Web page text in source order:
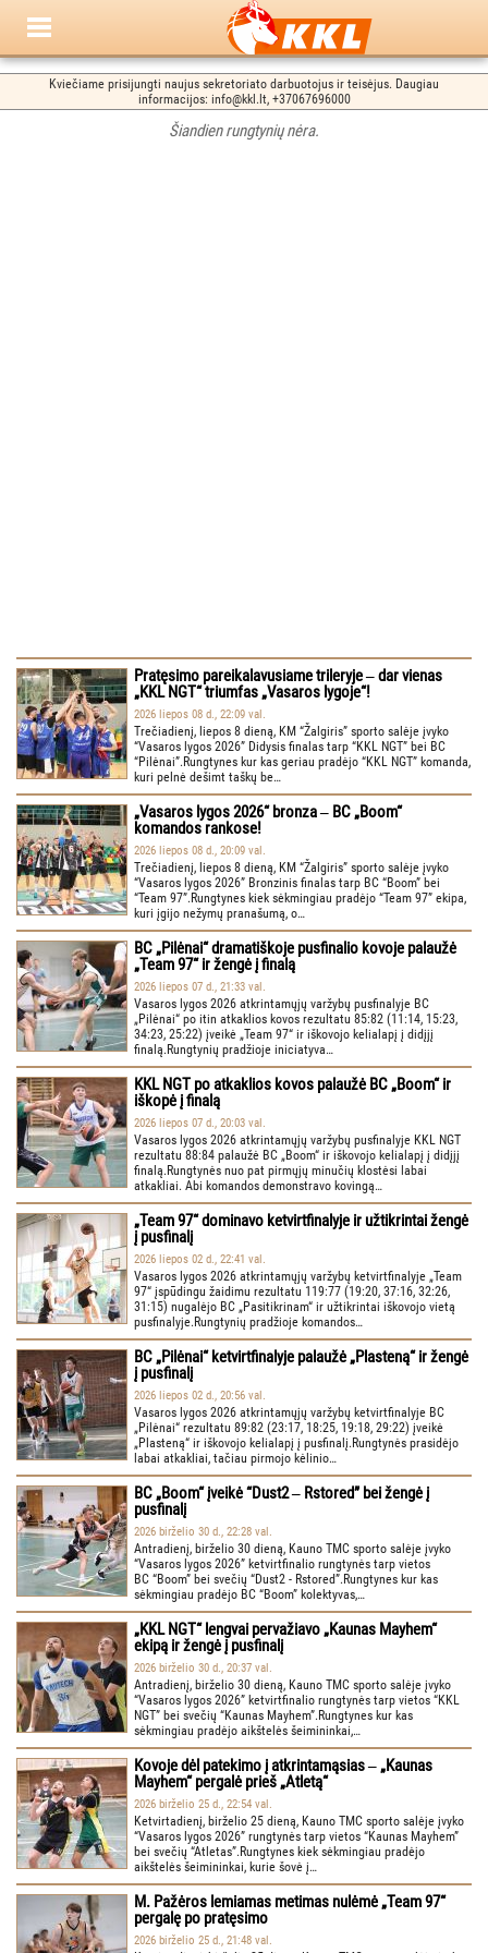
Kviečiame prisijungti naujus sekretoriato darbuotojus ir teisėjus. Daugiau
informacijos: info@kkl.lt, +37067696000
Šiandien rungtynių nėra.
Pratęsimo pareikalavusiame trileryje ‒ dar vienas
„KKL NGT“ triumfas „Vasaros lygoje“!
2026 liepos 08 d., 22:09 val.
Trečiadienį, liepos 8 dieną, KM “Žalgiris” sporto salėje įvyko
“Vasaros lygos 2026” Didysis finalas tarp “KKL NGT” bei BC
“Pilėnai”.Rungtynes kur kas geriau pradėjo “KKL NGT” komanda,
kuri pelnė dešimt taškų be…
„Vasaros lygos 2026“ bronza ‒ BC „Boom“
komandos rankose!
2026 liepos 08 d., 20:09 val.
Trečiadienį, liepos 8 dieną, KM “Žalgiris” sporto salėje įvyko
“Vasaros lygos 2026” Bronzinis finalas tarp BC “Boom” bei
“Team 97”.Rungtynes kiek sėkmingiau pradėjo “Team 97” ekipa,
kuri įgijo nežymų pranašumą, o…
BC „Pilėnai“ dramatiškoje pusfinalio kovoje palaužė
„Team 97“ ir žengė į finalą
2026 liepos 07 d., 21:33 val.
Vasaros lygos 2026 atkrintamųjų varžybų pusfinalyje BC
„Pilėnai“ po itin atkaklios kovos rezultatu 85:82 (11:14, 15:23,
34:23, 25:22) įveikė „Team 97“ ir iškovojo kelialapį į didįjį
finalą.Rungtynių pradžioje iniciatyva…
KKL NGT po atkaklios kovos palaužė BC „Boom“ ir
iškopė į finalą
2026 liepos 07 d., 20:03 val.
Vasaros lygos 2026 atkrintamųjų varžybų pusfinalyje KKL NGT
rezultatu 88:84 palaužė BC „Boom“ ir iškovojo kelialapį į didįjį
finalą.Rungtynės nuo pat pirmųjų minučių klostėsi labai
atkakliai. Abi komandos demonstravo kovingą…
„Team 97“ dominavo ketvirtfinalyje ir užtikrintai žengė
į pusfinalį
2026 liepos 02 d., 22:41 val.
Vasaros lygos 2026 atkrintamųjų varžybų ketvirtfinalyje „Team
97“ įspūdingu žaidimu rezultatu 119:77 (19:20, 37:16, 32:26,
31:15) nugalėjo BC „Pasitikrinam“ ir užtikrintai iškovojo vietą
pusfinalyje.Rungtynių pradžioje komandos…
BC „Pilėnai“ ketvirtfinalyje palaužė „Plasteną“ ir žengė
į pusfinalį
2026 liepos 02 d., 20:56 val.
Vasaros lygos 2026 atkrintamųjų varžybų ketvirtfinalyje BC
„Pilėnai“ rezultatu 89:82 (23:17, 18:25, 19:18, 29:22) įveikė
„Plasteną“ ir iškovojo kelialapį į pusfinalį.Rungtynės prasidėjo
labai atkakliai, tačiau pirmojo kėlinio…
BC „Boom“ įveikė “Dust2 ‒ Rstored” bei žengė į
pusfinalį
2026 birželio 30 d., 22:28 val.
Antradienį, birželio 30 dieną, Kauno TMC sporto salėje įvyko
“Vasaros lygos 2026” ketvirtfinalio rungtynės tarp vietos
BC “Boom” bei svečių “Dust2 - Rstored”.Rungtynes kur kas
sėkmingiau pradėjo BC “Boom” kolektyvas,…
„KKL NGT“ lengvai pervažiavo „Kaunas Mayhem“
ekipą ir žengė į pusfinalį
2026 birželio 30 d., 20:37 val.
Antradienį, birželio 30 dieną, Kauno TMC sporto salėje įvyko
“Vasaros lygos 2026” ketvirtfinalio rungtynės tarp vietos “KKL
NGT” bei svečių “Kaunas Mayhem”.Rungtynes kur kas
sėkmingiau pradėjo aikštelės šeimininkai,…
Kovoje dėl patekimo į atkrintamąsias ‒ „Kaunas
Mayhem“ pergalė prieš „Atletą“
2026 birželio 25 d., 22:54 val.
Ketvirtadienį, birželio 25 dieną, Kauno TMC sporto salėje įvyko
“Vasaros lygos 2026” rungtynės tarp vietos “Kaunas Mayhem”
bei svečių “Atletas”.Rungtynes kiek sėkmingiau pradėjo
aikštelės šeimininkai, kurie šovė į…
M. Pažėros lemiamas metimas nulėmė „Team 97“
pergalę po pratęsimo
2026 birželio 25 d., 21:48 val.